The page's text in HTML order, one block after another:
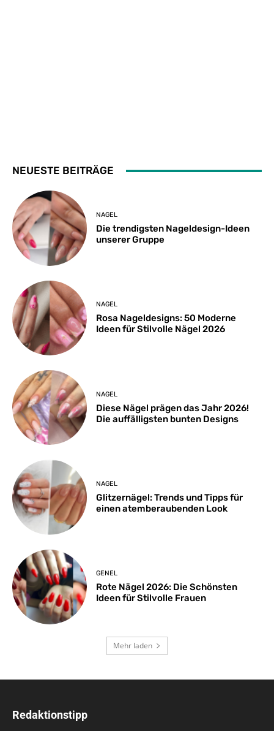
NEUESTE BEITRÄGE
NAGEL
Die trendigsten Nageldesign-Ideen
unserer Gruppe
NAGEL
Rosa Nageldesigns: 50 Moderne
Ideen für Stilvolle Nägel 2026
NAGEL
Diese Nägel prägen das Jahr 2026!
Die auffälligsten bunten Designs
NAGEL
Glitzernägel: Trends und Tipps für
einen atemberaubenden Look
GENEL
Rote Nägel 2026: Die Schönsten
Ideen für Stilvolle Frauen
Mehr laden
Redaktionstipp